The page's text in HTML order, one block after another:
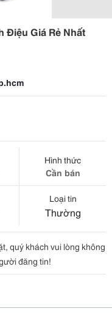
Điệu Giá Rẻ Nhất
Hình thức
Cần bán
Loại tin
Thường
quý khách vui lòng không
đăng tin!